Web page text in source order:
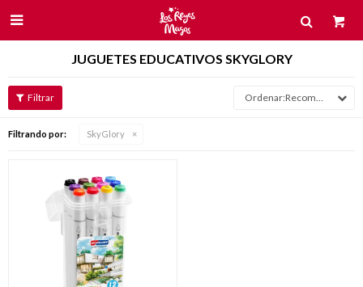

JUGUETES EDUCATIVOS SKYGLORY
Recomendados
Filtrando por: SkyGlory